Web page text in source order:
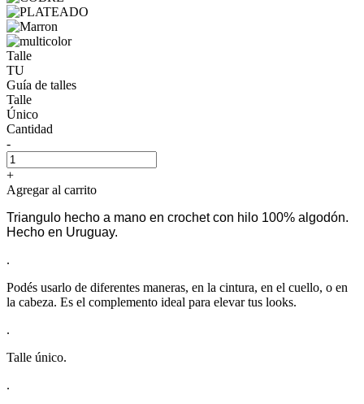
Talle
TU
Guía de talles
Talle
Único
Cantidad
-
+
Agregar al carrito
Triangulo hecho a mano en crochet con hilo 100% algodón.
Hecho en Uruguay.
.
Podés usarlo de diferentes maneras, en la cintura, en el cuello, o en
la cabeza. Es el complemento ideal para elevar tus looks.
.
Talle único.
.